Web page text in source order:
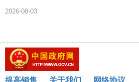
2026-08-03
提高销售 关于我们
网络协议